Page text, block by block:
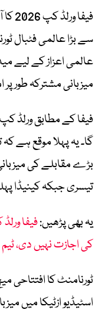
عالمی اعزاز کے لیے
میزبانی مشترکہ طور
گا۔ یہ پہلا موقع ہے
بڑے مقابلے کی
تیسری جبکہ کینیڈا
یہ بھی پڑھیں:فیفا
کی اجازت نہیں دی،
اسٹیڈیو ازٹیکا میں